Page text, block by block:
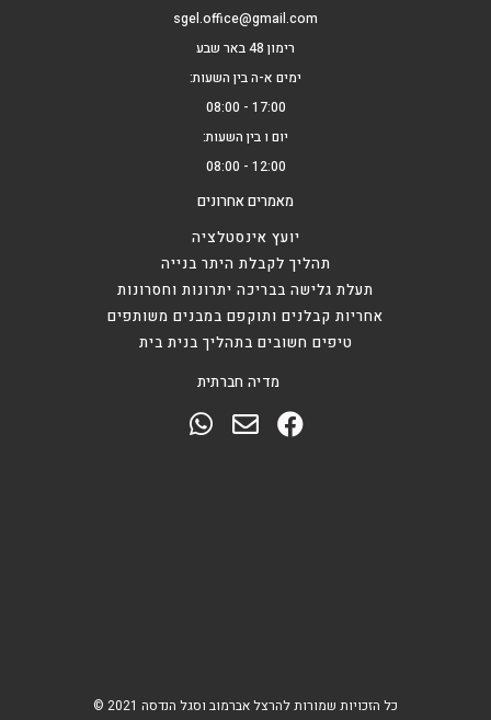
sgel.office@gmail.com
רימון 48 באר שבע
ימים א-ה בין השעות:
17:00 - 08:00
יום ו בין השעות:
12:00 - 08:00
מאמרים אחרונים
יועץ אינסטלציה
תהליך לקבלת היתר בנייה
תעלת גלישה בבריכה יתרונות וחסרונות
אחריות קבלנים ותוקפם במבנים משותפים
טיפים חשובים בתהליך בנית בית
מדיה חברתית
כל הזכויות שמורות להרצל אברמוב וסגל הנדסה 2021 ©